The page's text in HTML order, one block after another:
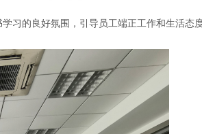
习的良好氛围，引导员工端正工作和生活态